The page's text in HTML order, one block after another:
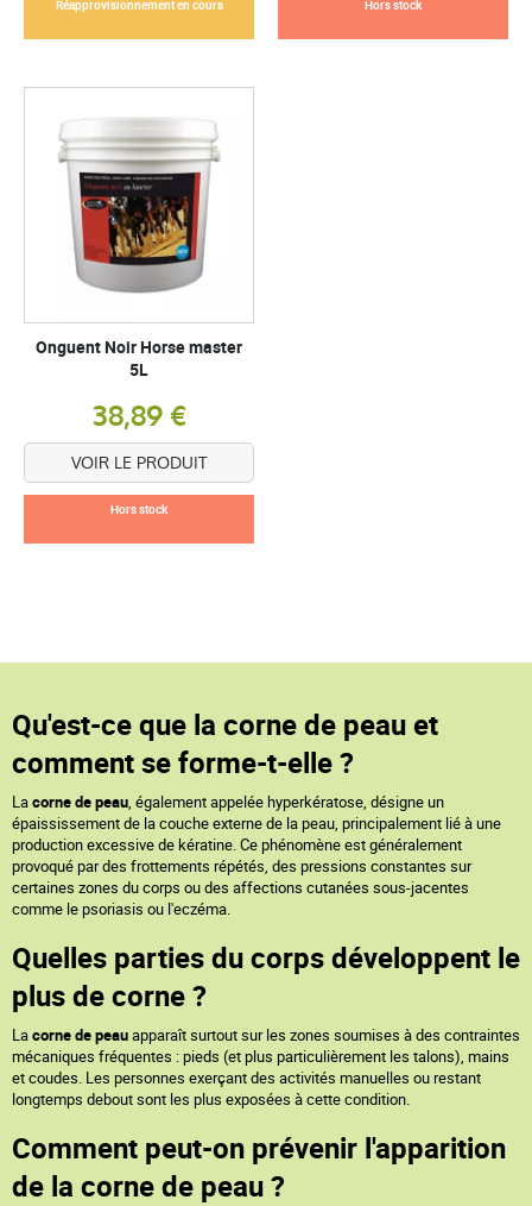
Réapprovisionnement en cours Hors stock
Onguent Noir Horse master
5L
38,89 €
VOIR LE PRODUIT
Hors stock
Qu'est-ce que la corne de peau et
comment se forme-t-elle ?
Lacorne de peau, également appelée hyperkératose, désigne un
épaississement de la couche externe de la peau, principalement lié à une
production excessive de kératine. Ce phénomène est généralement
provoqué par des frottements répétés, des pressions constantes sur
certaines zones du corps ou des affections cutanées sous-jacentes
comme le psoriasis ou l'eczéma.
Quelles parties du corps développent le
plus de corne ?
Lacorne de peauapparaît surtout sur les zones soumises à des contraintes
mécaniques fréquentes : pieds (et plus particulièrement les talons), mains
et coudes. Les personnes exerçant des activités manuelles ou restant
longtemps debout sont les plus exposées à cette condition.
Comment peut-on prévenir l'apparition
de la corne de peau ?